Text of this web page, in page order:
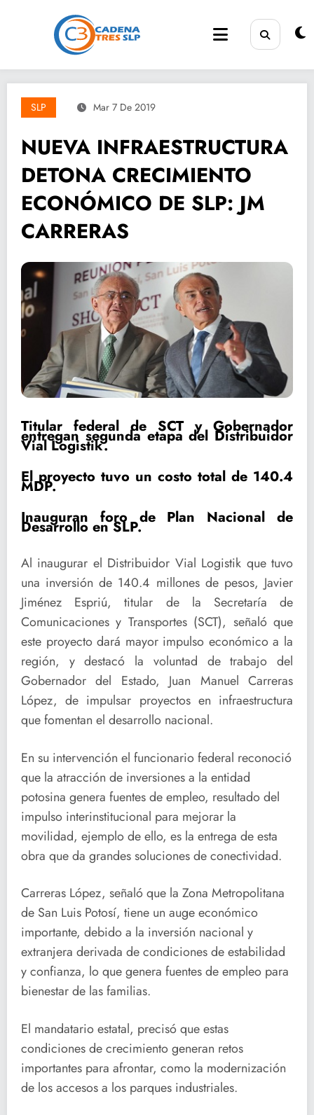
SLP Mar 7 De 2019
NUEVA INFRAESTRUCTURA
DETONA CRECIMIENTO
ECONÓMICO DE SLP: JM
CARRERAS
Titular federal de SCT y Gobernador
entregan segunda etapa del Distribuidor
Vial Logistik.
El proyecto tuvo un costo total de 140.4
MDP.
Inauguran foro de Plan Nacional de
Desarrollo en SLP.
Al inaugurar el Distribuidor Vial Logistik que tuvo
una inversión de 140.4 millones de pesos, Javier
Jiménez Espriú, titular de la Secretaría de
Comunicaciones y Transportes (SCT), señaló que
este proyecto dará mayor impulso económico a la
región, y destacó la voluntad de trabajo del
Gobernador del Estado, Juan Manuel Carreras
López, de impulsar proyectos en infraestructura
que fomentan el desarrollo nacional.
En su intervención el funcionario federal reconoció
que la atracción de inversiones a la entidad
potosina genera fuentes de empleo, resultado del
impulso interinstitucional para mejorar la
movilidad, ejemplo de ello, es la entrega de esta
obra que da grandes soluciones de conectividad.
Carreras López, señaló que la Zona Metropolitana
de San Luis Potosí, tiene un auge económico
importante, debido a la inversión nacional y
extranjera derivada de condiciones de estabilidad
y confianza, lo que genera fuentes de empleo para
bienestar de las familias.
El mandatario estatal, precisó que estas
condiciones de crecimiento generan retos
importantes para afrontar, como la modernización
de los accesos a los parques industriales.